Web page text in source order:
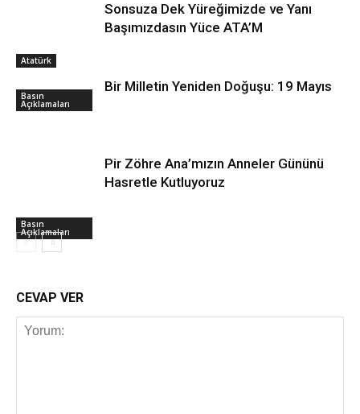
Atatürk
Sonsuza Dek Yüreğimizde ve Yanı
Başımızdasın Yüce ATA’M
Basın
Açıklamaları
Bir Milletin Yeniden Doğuşu: 19 Mayıs
Basın
Açıklamaları
Pir Zöhre Ana’mızın Anneler Gününü
Hasretle Kutluyoruz
CEVAP VER